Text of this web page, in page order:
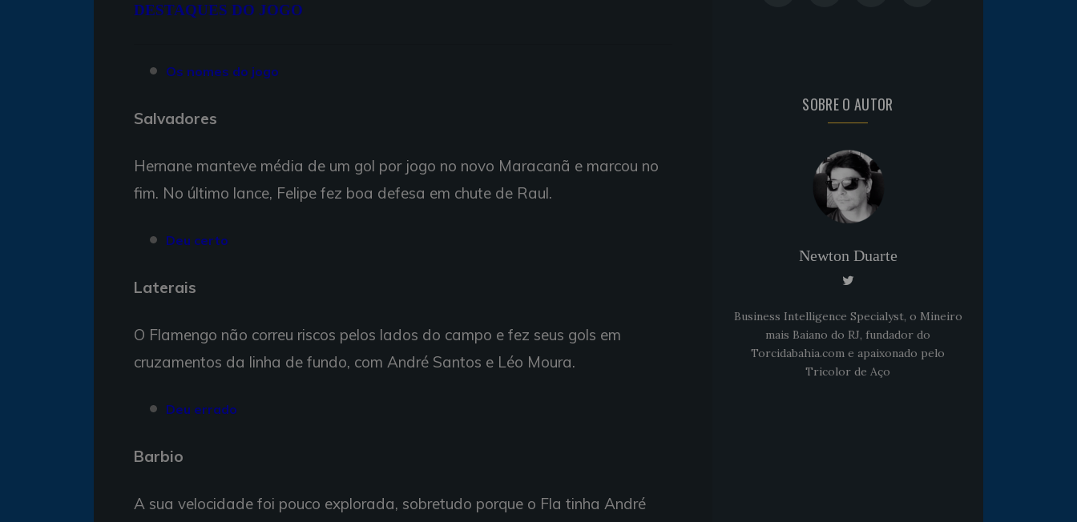
DESTAQUES DO JOGO
Os nomes do jogo
Salvadores
Hernane manteve média de um gol por jogo no novo Maracanã e marcou no
fim. No último lance, Felipe fez boa defesa em chute de Raul.
Deu certo
Laterais
O Flamengo não correu riscos pelos lados do campo e fez seus gols em
cruzamentos da linha de fundo, com André Santos e Léo Moura.
Deu errado
Barbio
A sua velocidade foi pouco explorada, sobretudo porque o Fla tinha André
SOBRE O AUTOR
Newton Duarte
Business Intelligence Specialyst, o Mineiro
mais Baiano do RJ, fundador do
Torcidabahia.com e apaixonado pelo
Tricolor de Aço